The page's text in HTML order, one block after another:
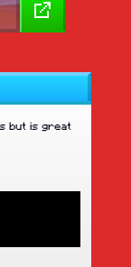
but is great